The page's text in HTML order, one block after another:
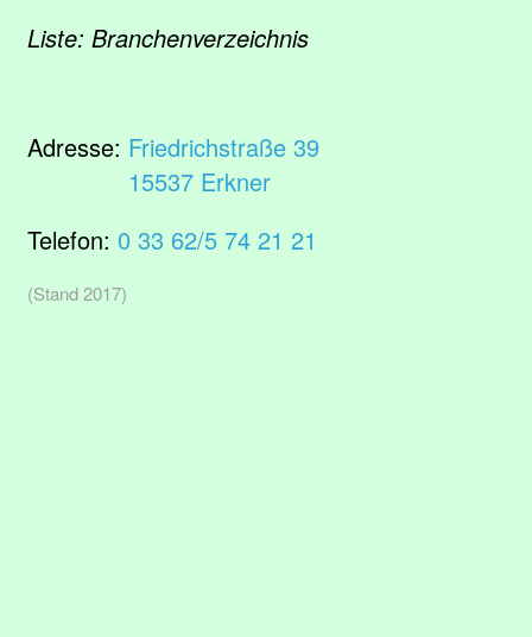
Liste: Branchenverzeichnis
Adresse: Friedrichstraße 39
15537 Erkner
Telefon: 0 33 62/5 74 21 21
(Stand 2017)